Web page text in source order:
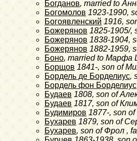
Богданов, married to
Богомолов 1923-1990,
Богоявленский 1916,
Божерянов 1825-1905/,
Божерянов 1838-1904,
Божерянов 1882-1959,
Боно, married to Марфа
Борщов 1841-, son of
Бордель де Борделиус,
Бордель фон Борделиус
Будаев 1808, son of
Будаев 1817, son of
Будимиров 1877-, son
Бухарев 1879, son of
Бухарев, son of Фрол ,